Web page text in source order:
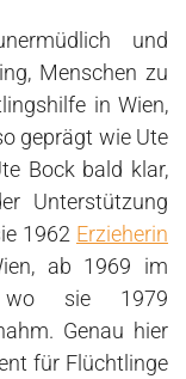
und
Menschen zu
in Wien,
geprägt wie Ute
Bock bald klar,
Unterstützung
1962 Erzieherin
ab 1969 im
wo sie 1979
Genau hier
für Flüchtlinge